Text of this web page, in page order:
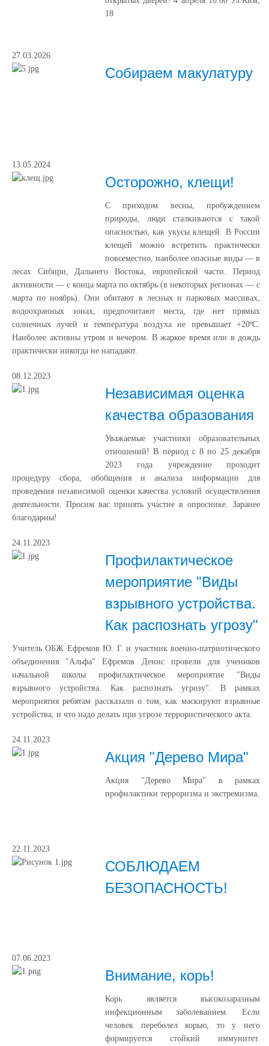
18
27.03.2026
Собираем макулатуру
13.05.2024
Осторожно, клещи!
С приходом весны, пробуждением
природы, люди сталкиваются с такой
опасностью, как укусы клещей. В России
клещей можно встретить практически
повсеместно, наиболее опасные виды — в
лесах Сибири, Дальнего Востока, европейской части. Период
активности — с конца марта по октябрь (в некоторых регионах — с
марта по ноябрь). Они обитают в лесных и парковых массивах,
водоохранных зонах, предпочитают места, где нет прямых
солнечных лучей и температура воздуха не превышает +20ºС.
Наиболее активны утром и вечером. В жаркое время или в дождь
практически никогда не нападают.
08.12.2023
Независимая оценка
качества образования
Уважаемые участники образовательных
отношений! В период с 8 по 25 декабря
2023 года учреждение проходит
процедуру сбора, обобщения и анализа информации для
проведения независимой оценки качества условий осуществления
деятельности. Просим вас принять участие в опроснике. Заранее
благодарны!
24.11.2023
Профилактическое
мероприятие "Виды
взрывного устройства.
Как распознать угрозу"
Учитель ОБЖ Ефремов Ю. Г. и участник военно-патриотического
объединения "Альфа" Ефремов Денис провели для учеников
начальной школы профилактическое мероприятие "Виды
взрывного устройства. Как распознать угрозу". В рамках
мероприятия ребятам рассказали о том, как маскируют взрывные
устройства, и что надо делать при угрозе террористического акта.
24.11.2023
Акция "Дерево Мира"
Акция "Дерево Мира" в рамках
профилактики терроризма и экстремизма.
22.11.2023
СОБЛЮДАЕМ
БЕЗОПАСНОСТЬ!
07.06.2023
Внимание, корь!
Корь является высокозаразным
инфекционным заболеванием. Если
человек переболел корью, то у него
формируется стойкий иммунитет.